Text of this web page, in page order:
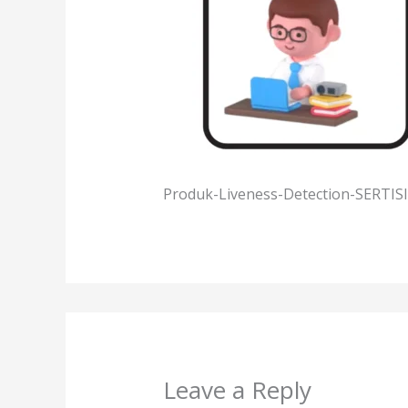
Produk-Liveness-Detection-
Leave a Reply